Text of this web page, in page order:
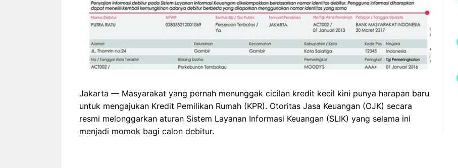
Jakarta — Masyarakat yang pernah menunggak cicilan kredit kecil kini punya harapan baru
untuk mengajukan Kredit Pemilikan Rumah (KPR). Otoritas Jasa Keuangan (OJK) secara
resmi melonggarkan aturan Sistem Layanan Informasi Keuangan (SLIK) yang selama ini
menjadi momok bagi calon debitur.